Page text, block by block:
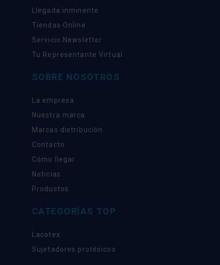
Llegada inminente
Tiendas Online
Servicio Newsletter
Tu Representante Virtual
SOBRE NOSOTROS
La empresa
Nuestra marca
Marcas distribución
Contacto
Cómo llegar
Noticias
Productos
CATEGORÍAS TOP
Lacotex
Sujetadores protésicos